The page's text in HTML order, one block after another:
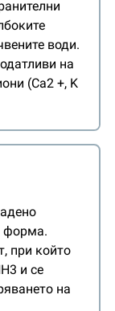
води.
на
(Ca2 +, K
форма.
при който
и се
на